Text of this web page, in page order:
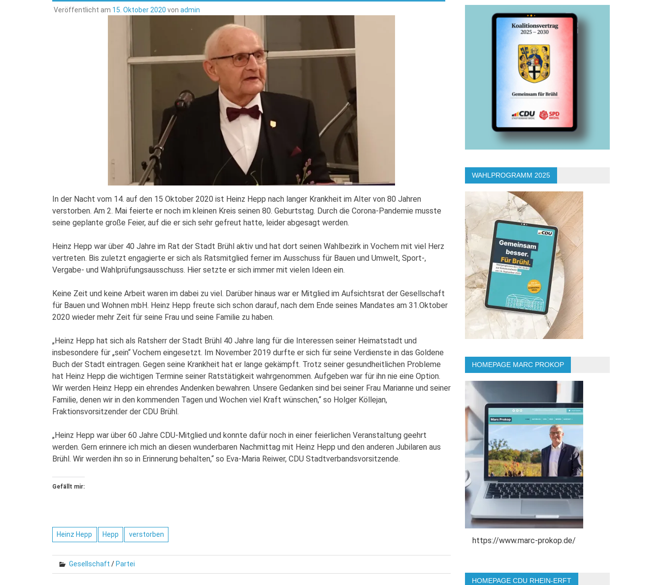
Veröffentlicht am 15. Oktober 2020 von admin
In der Nacht vom 14. auf den 15 Oktober 2020 ist Heinz Hepp nach langer Krankheit im Alter von 80 Jahren
verstorben. Am 2. Mai feierte er noch im kleinen Kreis seinen 80. Geburtstag. Durch die Corona-Pandemie musste
seine geplante große Feier, auf die er sich sehr gefreut hatte, leider abgesagt werden.
Heinz Hepp war über 40 Jahre im Rat der Stadt Brühl aktiv und hat dort seinen Wahlbezirk in Vochem mit viel Herz
vertreten. Bis zuletzt engagierte er sich als Ratsmitglied ferner im Ausschuss für Bauen und Umwelt, Sport-,
Vergabe- und Wahlprüfungsausschuss. Hier setzte er sich immer mit vielen Ideen ein.
Keine Zeit und keine Arbeit waren im dabei zu viel. Darüber hinaus war er Mitglied im Aufsichtsrat der Gesellschaft
für Bauen und Wohnen mbH. Heinz Hepp freute sich schon darauf, nach dem Ende seines Mandates am 31.Oktober
2020 wieder mehr Zeit für seine Frau und seine Familie zu haben.
„Heinz Hepp hat sich als Ratsherr der Stadt Brühl 40 Jahre lang für die Interessen seiner Heimatstadt und
insbesondere für „sein“ Vochem eingesetzt. Im November 2019 durfte er sich für seine Verdienste in das Goldene
Buch der Stadt eintragen. Gegen seine Krankheit hat er lange gekämpft. Trotz seiner gesundheitlichen Probleme
hat Heinz Hepp die wichtigen Termine seiner Ratstätigkeit wahrgenommen. Aufgeben war für ihn nie eine Option.
Wir werden Heinz Hepp ein ehrendes Andenken bewahren. Unsere Gedanken sind bei seiner Frau Marianne und seiner
Familie, denen wir in den kommenden Tagen und Wochen viel Kraft wünschen,“ so Holger Köllejan,
Fraktionsvorsitzender der CDU Brühl.
„Heinz Hepp war über 60 Jahre CDU-Mitglied und konnte dafür noch in einer feierlichen Veranstaltung geehrt
werden. Gern erinnere ich mich an diesen wunderbaren Nachmittag mit Heinz Hepp und den anderen Jubilaren aus
Brühl. Wir werden ihn so in Erinnerung behalten,“ so Eva-Maria Reiwer, CDU Stadtverbandsvorsitzende.
Gefällt mir:
Heinz Hepp Hepp verstorben
Gesellschaft / Partei
WAHLPROGRAMM 2025
HOMEPAGE MARC PROKOP
https://www.marc-prokop.de/
HOMEPAGE CDU RHEIN-ERFT